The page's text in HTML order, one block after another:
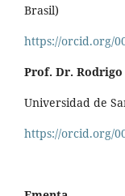
Brasil)
https://orcid.org/
Prof. Dr.
Universidad de
https://orcid.org/